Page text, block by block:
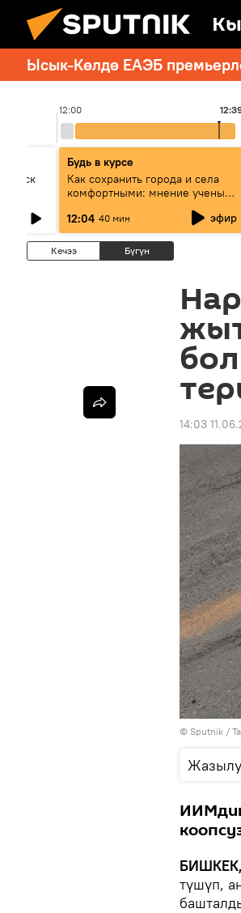
Ысык-Көлдө ЕАЭБ
12:00
Будь в курсе
Как сохранить города и села
комфортными: мнение ученых
12:04 40 мин эфир
Кечээ Бүгүн
14:03
© Sputnik /
БИШКЕК,
түшүп,